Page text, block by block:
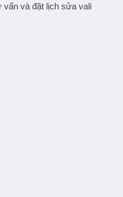
và đặt lịch sửa vali